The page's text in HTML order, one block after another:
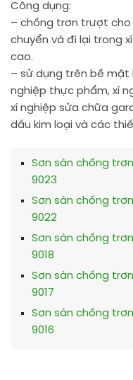
Công dụng:
– chống trơn trượt cho
chuyển và đi lại trong
cao.
– sử dụng trên bề mặt
nghiệp thực phẩm, xí
xí nghiệp sửa chữa
dầu kim loại và các
Sơn sàn chống trơn
9023
Sơn sàn chống trơn
9022
Sơn sàn chống trơn
9018
Sơn sàn chống trơn
9017
Sơn sàn chống trơn
9016